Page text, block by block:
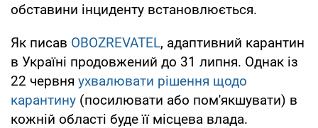
обставини інциденту встановлюється.
Як писав OBOZREVATEL, адаптивний карантин
в Україні продовжений до 31 липня. Однак із
22 червня ухвалювати рішення щодо
карантину (посилювати або пом'якшувати) в
кожній області буде її місцева влада.